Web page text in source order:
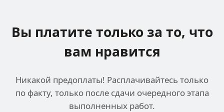
Вы платите только за то, что
вам нравится
Никакой предоплаты! Расплачивайтесь только
по факту, только после сдачи очередного этапа
выполненных работ.